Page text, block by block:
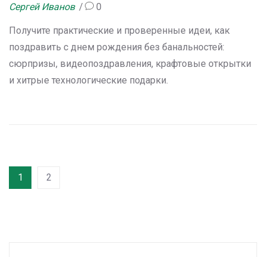
Сергей Иванов 0
Получите практические и проверенные идеи, как
поздравить с днем рождения без банальностей:
сюрпризы, видеопоздравления, крафтовые открытки
и хитрые технологические подарки.
1 2